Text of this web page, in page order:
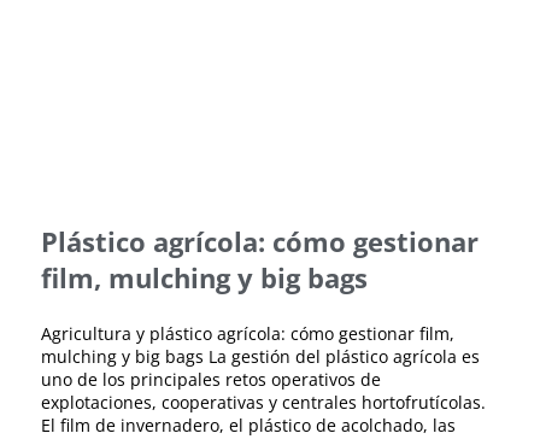
Plástico agrícola: cómo gestionar
film, mulching y big bags
Agricultura y plástico agrícola: cómo gestionar film,
mulching y big bags La gestión del plástico agrícola es
uno de los principales retos operativos de
explotaciones, cooperativas y centrales hortofrutícolas.
El film de invernadero, el plástico de acolchado, las